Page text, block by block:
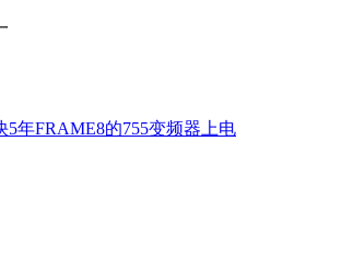
5年FRAME8的755变频器上电